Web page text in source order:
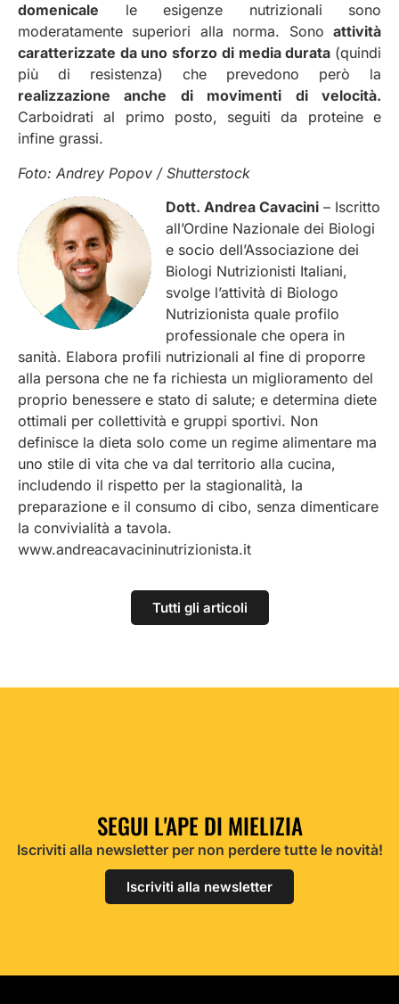
domenicale le esigenze nutrizionali sono
moderatamente superiori alla norma. Sono attività
caratterizzate da uno sforzo di media durata (quindi
più di resistenza) che prevedono però la
realizzazione anche di movimenti di velocità.
Carboidrati al primo posto, seguiti da proteine e
infine grassi.
Foto: Andrey Popov / Shutterstock
Dott. Andrea Cavacini – Iscritto
all’Ordine Nazionale dei Biologi
e socio dell’Associazione dei
Biologi Nutrizionisti Italiani,
svolge l’attività di Biologo
Nutrizionista quale profilo
professionale che opera in
sanità. Elabora profili nutrizionali al fine di proporre
alla persona che ne fa richiesta un miglioramento del
proprio benessere e stato di salute; e determina diete
ottimali per collettività e gruppi sportivi. Non
definisce la dieta solo come un regime alimentare ma
uno stile di vita che va dal territorio alla cucina,
includendo il rispetto per la stagionalità, la
preparazione e il consumo di cibo, senza dimenticare
la convivialità a tavola.
www.andreacavacininutrizionista.it
Tutti gli articoli
SEGUI L'APE DI MIELIZIA
Iscriviti alla newsletter per non perdere tutte le novità!
Iscriviti alla newsletter